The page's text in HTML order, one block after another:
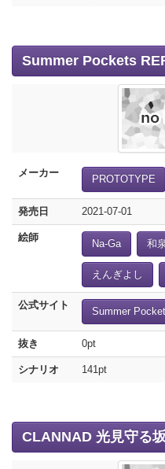
Summer Pockets
メーカー
PROTOTYPE
発売日 2021-07-01
絵師
Na-Ga 和
えんぎよし
公式サイト
Summer
抜き 0pt
シナリオ 141pt
CLANNAD 光見守る